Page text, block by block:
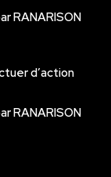
RANARISON
d’action
RANARISON